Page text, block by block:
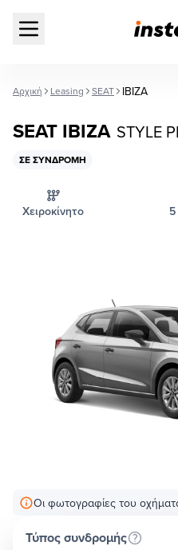
Open main menu
Αρχική Leasing SEAT IBIZA
SEAT IBIZA STYLE
ΣΕ ΣΥΝΔΡΟΜΉ
Χειροκίνητο
Οι φωτογραφίες του
Τύπος συνδρομής